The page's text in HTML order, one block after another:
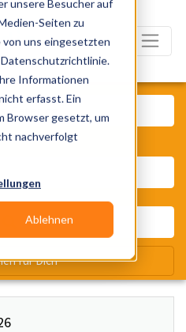
unsere Besucher auf
Seiten zu
uns eingesetzten
Informationen
erfasst. Ein
Browser gesetzt, um
nachverfolgt
Ablehnen
Was? Künstler, Zelte, Bands,
für Dich